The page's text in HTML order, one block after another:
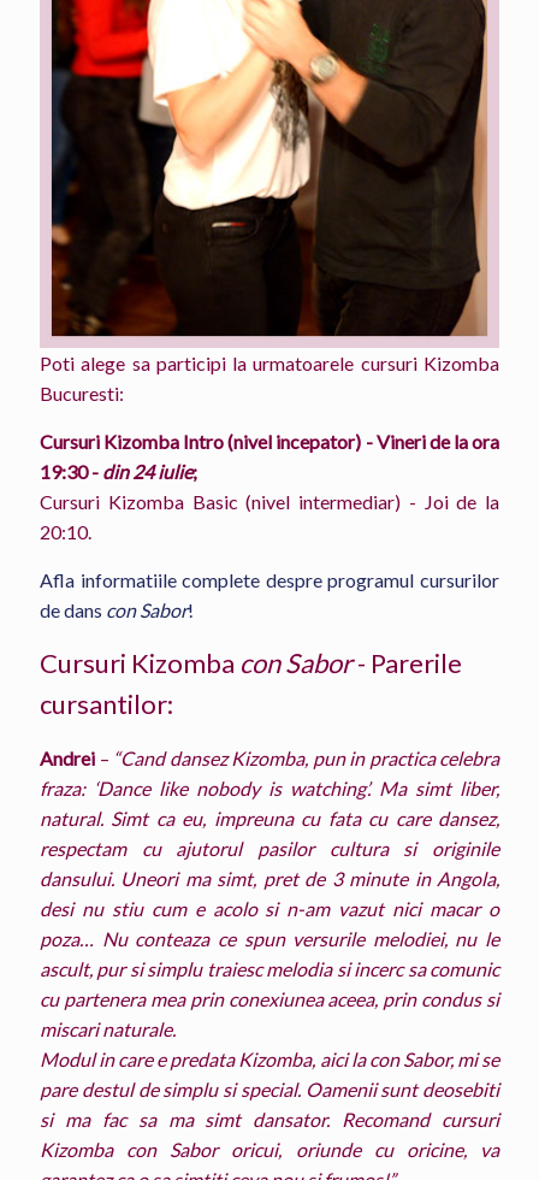
Poti alege sa participi la urmatoarele cursuri Kizomba
Bucuresti:
Cursuri Kizomba Intro (nivel incepator) - Vineri de la ora
19:30 - din 24 iulie;
Cursuri Kizomba Basic (nivel intermediar) - Joi de la
20:10.
Afla informatiile complete despre programul cursurilor
de dans con Sabor!
Cursuri Kizomba con Sabor- Parerile
cursantilor:
Andrei – “Cand dansez Kizomba, pun in practica celebra
fraza: ‘Dance like nobody is watching’. Ma simt liber,
natural. Simt ca eu, impreuna cu fata cu care dansez,
respectam cu ajutorul pasilor cultura si originile
dansului. Uneori ma simt, pret de 3 minute in Angola,
desi nu stiu cum e acolo si n-am vazut nici macar o
poza… Nu conteaza ce spun versurile melodiei, nu le
ascult, pur si simplu traiesc melodia si incerc sa comunic
cu partenera mea prin conexiunea aceea, prin condus si
miscari naturale.
Modul in care e predata Kizomba, aici la con Sabor, mi se
pare destul de simplu si special. Oamenii sunt deosebiti
si ma fac sa ma simt dansator. Recomand cursuri
Kizomba con Sabor oricui, oriunde cu oricine, va